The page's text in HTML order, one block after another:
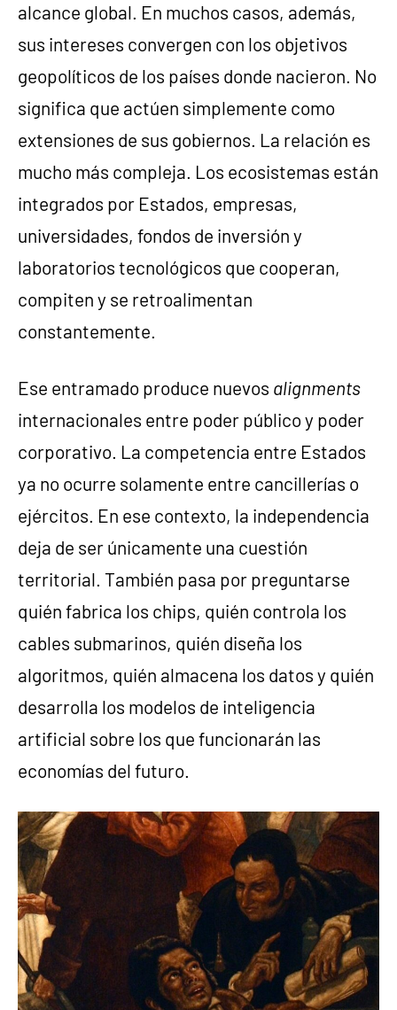
alcance global. En muchos casos, además,
sus intereses convergen con los objetivos
geopolíticos de los países donde nacieron. No
significa que actúen simplemente como
extensiones de sus gobiernos. La relación es
mucho más compleja. Los ecosistemas están
integrados por Estados, empresas,
universidades, fondos de inversión y
laboratorios tecnológicos que cooperan,
compiten y se retroalimentan
constantemente.
Ese entramado produce nuevos alignments
internacionales entre poder público y poder
corporativo. La competencia entre Estados
ya no ocurre solamente entre cancillerías o
ejércitos. En ese contexto, la independencia
deja de ser únicamente una cuestión
territorial. También pasa por preguntarse
quién fabrica los chips, quién controla los
cables submarinos, quién diseña los
algoritmos, quién almacena los datos y quién
desarrolla los modelos de inteligencia
artificial sobre los que funcionarán las
economías del futuro.